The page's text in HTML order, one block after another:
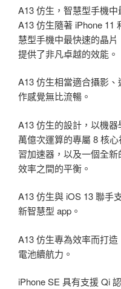
A13 仿生，智慧型手機中
A13 仿生隨著 iPhone 11
慧型手機中最快速的晶
提供了非凡卓越的效能。
A13 仿生相當適合攝影
作感覺無比流暢。
A13 仿生的設計，以機
萬億次運算的專屬 8 核
習加速器，以及一個全
效率之間的平衡。
A13 仿生與 iOS 13 聯手
新智慧型 app。
A13 仿生專為效率而打
電池續航力。
iPhone SE 具有支援 Qi